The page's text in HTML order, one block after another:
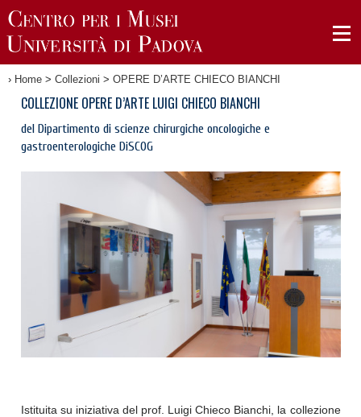
› Home > Collezioni > OPERE D’ARTE CHIECO BIANCHI
COLLEZIONE OPERE D’ARTE LUIGI CHIECO BIANCHI
del Dipartimento di scienze chirurgiche oncologiche e
gastroenterologiche DiSCOG
Istituita su iniziativa del prof. Luigi Chieco Bianchi, la collezione